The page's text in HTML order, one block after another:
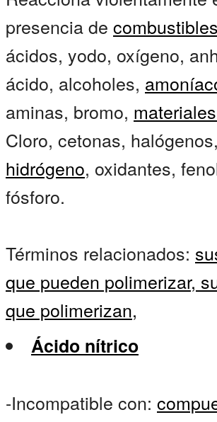
presencia de
ácidos, yodo, oxígeno,
ácido, alcoholes,
aminas, bromo,
Cloro, cetonas, halógenos,
hidrógeno, oxidantes,
fósforo.
Términos relacionados:
que pueden polimerizar,
que polimerizan,
Ácido nítrico
-Incompatible con: